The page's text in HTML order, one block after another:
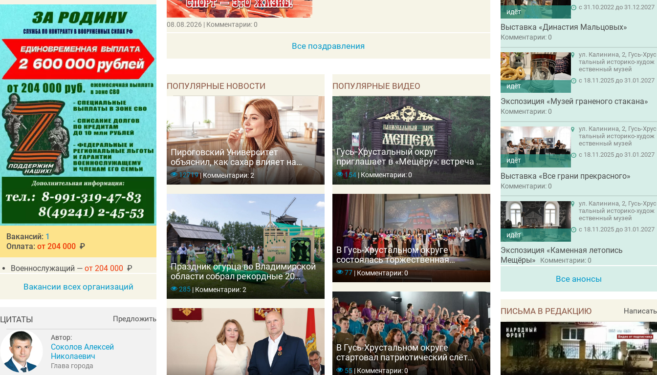
08.08.2026 | Комментарии: 0
Все поздравления
ПОПУЛЯРНЫЕ НОВОСТИ
Пироговский Университет
объяснил, как сахар влияет на
организм и приводит к диабету
12719|Комментарии: 2
Праздник огурца во Владимирской
области собрал рекордные 20
тысяч гостей
285 |Комментарии: 2
ПОПУЛЯРНЫЕ ВИДЕО
Гусь‑Хрустальный округ
приглашает в «Мещёру»: встреча с
зубрами и погружение в прошлое
154|Комментарии: 0
В Гусь-Хрустальном округе
состоялась торжественная
церемония вручения медалей
выпускникам школ
77 |Комментарии: 0
В Гусь-Хрустальном округе
стартовал патриотический слёт
«Мещёрские зори — 2026»
55|Комментарии: 0
Вакансий: 1
Оплата: от 204 000₽
Военнослужащий —от 204 000 ₽
Вакансии всех организаций
ЦИТАТЫ Предложить
Автор:
Соколов Алексей
Николаевич
Глава города
идёт
c 31.10.2022 до 31.12.2027
Выставка «Династия Мальцовых»
Комментарии: 0
идёт
ул. Калинина, 2, Гусь-Хрус
тальный историко-худож
ественный музей
c 18.11.2025 до 31.01.2027
Экспозиция «Музей граненого стакана»
Комментарии: 0
идёт
ул. Калинина, 2, Гусь-Хрус
тальный историко-худож
ественный музей
c 18.11.2025 до 31.01.2027
Выставка «Все грани прекрасного»
Комментарии: 0
идёт
ул. Калинина, 2, Гусь-Хрус
тальный историко-худож
ественный музей
c 18.11.2025 до 31.01.2027
Экспозиция «Каменная летопись
Мещёры»
Комментарии: 0
Все анонсы
ПИСЬМА В РЕДАКЦИЮ Написать